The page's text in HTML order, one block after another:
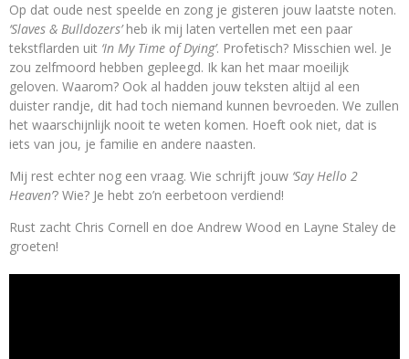
Op dat oude nest speelde en zong je gisteren jouw laatste noten.
‘Slaves & Bulldozers’heb ik mij laten vertellen met een paar
tekstflarden uit ‘In My Time of Dying’. Profetisch? Misschien wel. Je
zou zelfmoord hebben gepleegd. Ik kan het maar moeilijk
geloven. Waarom? Ook al hadden jouw teksten altijd al een
duister randje, dit had toch niemand kunnen bevroeden. We zullen
het waarschijnlijk nooit te weten komen. Hoeft ook niet, dat is
iets van jou, je familie en andere naasten.
Mij rest echter nog een vraag. Wie schrijft jouw ‘Say Hello 2
Heaven’? Wie? Je hebt zo’n eerbetoon verdiend!
Rust zacht Chris Cornell en doe Andrew Wood en Layne Staley de
groeten!